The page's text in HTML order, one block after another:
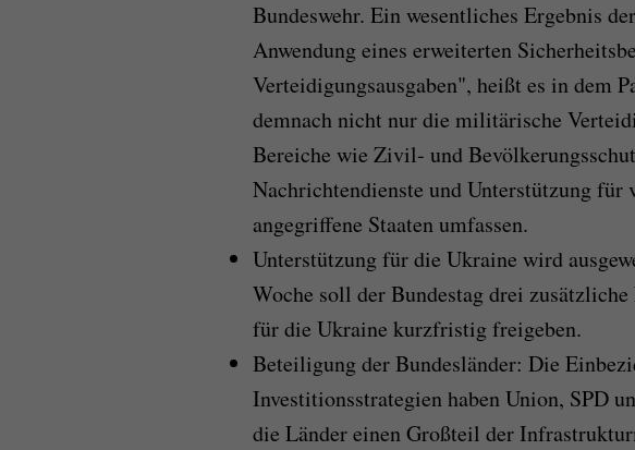
Bundeswehr. Ein wesentliches Ergebnis
Anwendung eines erweiterten
Verteidigungsausgaben", heißt es in dem
demnach nicht nur die militärische
Bereiche wie Zivil- und
Nachrichtendienste und Unterstützung
angegriffene Staaten umfassen.
Unterstützung für die Ukraine wird
Woche soll der Bundestag drei
für die Ukraine kurzfristig freigeben.
Beteiligung der Bundesländer: Die
Investitionsstrategien haben Union, SPD
die Länder einen Großteil der